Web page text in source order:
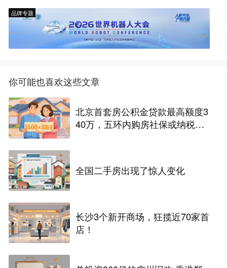
品牌专题
你可能也喜欢这些文章
北京首套房公积金贷款最高额度3
40万，五环内购房社保或纳税满
全国二手房出现了惊人变化
长沙3个新开商场，狂揽近70家首
店！